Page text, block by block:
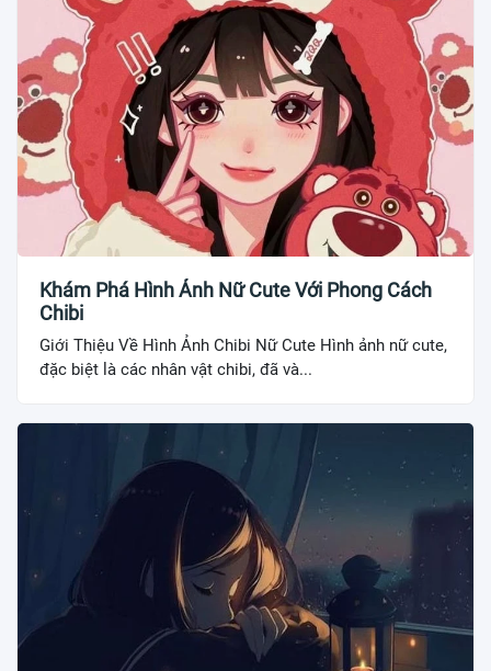
Khám Phá Hình Ảnh Nữ Cute Với Phong Cách
Chibi
Giới Thiệu Về Hình Ảnh Chibi Nữ Cute Hình ảnh nữ cute,
đặc biệt là các nhân vật chibi, đã và...